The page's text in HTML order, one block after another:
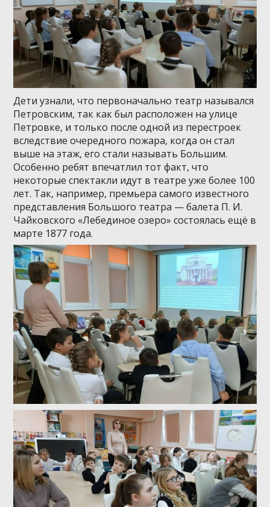
Дети узнали, что первоначально театр назывался
Петровским, так как был расположен на улице
Петровке, и только после одной из перестроек
вследствие очередного пожара, когда он стал
выше на этаж, его стали называть Большим.
Особенно ребят впечатлил тот факт, что
некоторые спектакли идут в театре уже более 100
лет. Так, например, премьера самого известного
представления Большого театра — балета П. И.
Чайковского «Лебединое озеро» состоялась ещё в
марте 1877 года.